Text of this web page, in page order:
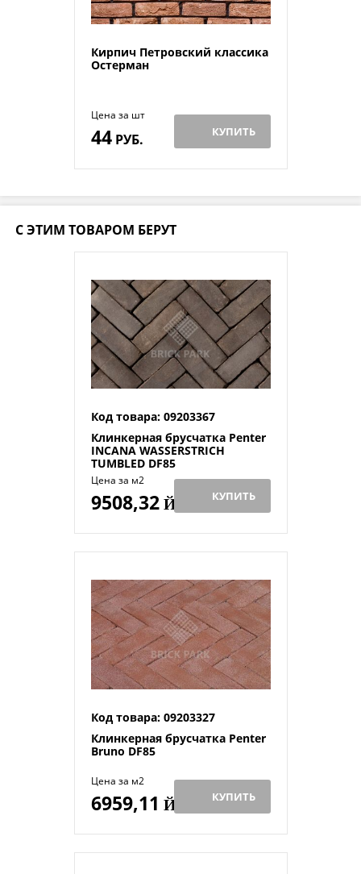
Кирпич Петровский классика
Остерман
Цена за шт
44РУБ. КУПИТЬ
С ЭТИМ ТОВАРОМ БЕРУТ
Код товара: 09203367
Клинкерная брусчатка Penter
INCANA WASSERSTRICH
TUMBLED DF85
Цена за м2
9508,32Й КУПИТЬ
Код товара: 09203327
Клинкерная брусчатка Penter
Bruno DF85
Цена за м2
6959,11 Й КУПИТЬ